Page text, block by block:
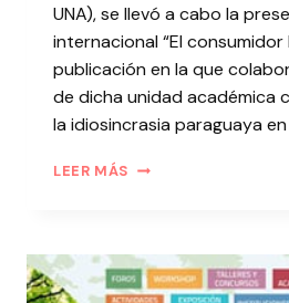
UNA), se llevó a cabo la
internacional “El
publicación en la que
de dicha unidad académica
la idiosincrasia paraguaya
LEER MÁS